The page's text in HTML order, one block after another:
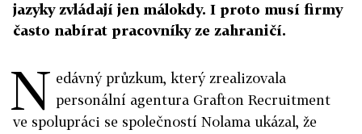
jazyky zvládají jen málokdy. I proto musí firmy
často nabírat pracovníky ze zahraničí.
N edávný průzkum, který zrealizovala
personální agentura Grafton Recruitment
ve spolupráci se společností Nolama ukázal, že